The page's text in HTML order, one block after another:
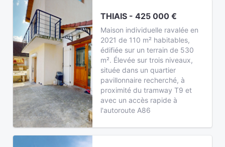
THIAIS - 425 000 €
Maison individuelle ravalée en
2021 de 110 m² habitables,
édifiée sur un terrain de 530
m². Élevée sur trois niveaux,
située dans un quartier
pavillonnaire recherché, à
proximité du tramway T9 et
avec un accès rapide à
l'autoroute A86